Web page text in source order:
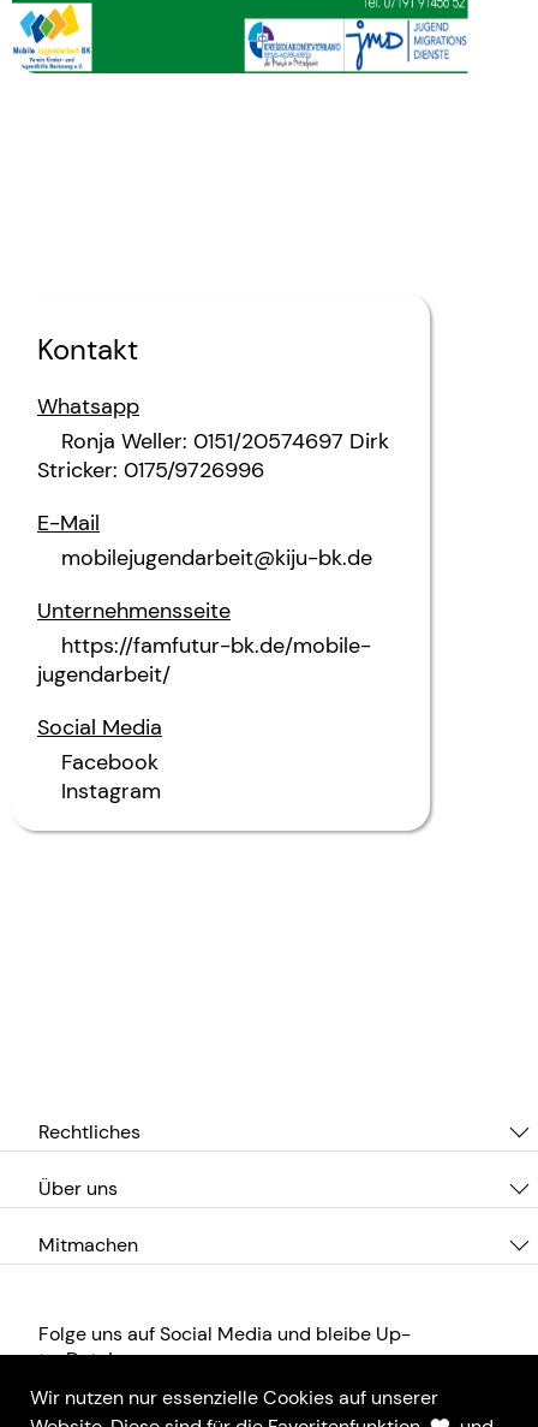
Kontakt
Whatsapp
Ronja Weller: 0151/20574697 Dirk
Stricker: 0175/9726996
E-Mail
mobilejugendarbeit@kiju-bk.de
Unternehmensseite
https://famfutur-bk.de/mobile-
jugendarbeit/
Social Media
Facebook
Instagram
Rechtliches
Über uns
Mitmachen
Folge uns auf Social Media und bleibe Up-
to-Date!
Wir nutzen nur essenzielle Cookies auf unserer